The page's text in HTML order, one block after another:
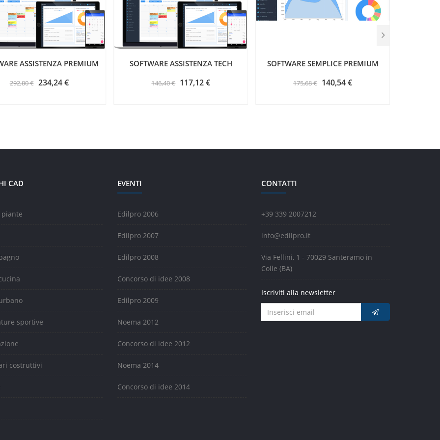
ASSISTENZA PREMIUM
292,80 € 234,24 €
SOFTWARE ASSISTENZA TECH
146,40 € 117,12 €
SOFTWARE SEMPLICE PREMIUM
175,68 € 140,54 €
CAD
sportive
costruttivi
EVENTI
Edilpro 2006
Edilpro 2007
Edilpro 2008
Concorso di idee 2008
Edilpro 2009
Noema 2012
Concorso di idee 2012
Noema 2014
Concorso di idee 2014
CONTATTI
+39 339 2007212
info@edilpro.it
Via Fellini, 1 - 70029 Santeramo in
Colle (BA)
Iscriviti alla newsletter